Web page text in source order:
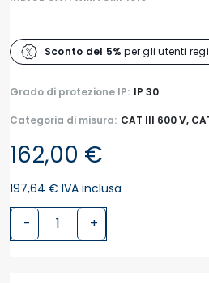
Sconto del 5% per gli utenti
Grado di protezione IP: IP 30
Categoria di misura: CAT III 600 V,
162,00 €
197,64 € IVA inclusa
- +